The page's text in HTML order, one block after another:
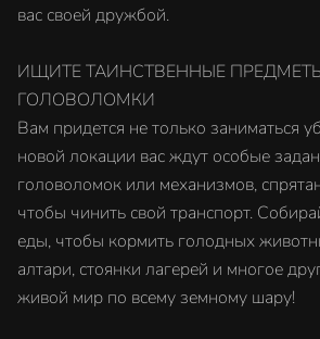
вас своей дружбой.
ИЩИТЕ ТАИНСТВЕННЫЕ
ГОЛОВОЛОМКИ
Вам придется не только заниматься
новой локации вас ждут особые
головоломок или механизмов,
чтобы чинить свой транспорт.
еды, чтобы кормить голодных
алтари, стоянки лагерей и многое
живой мир по всему земному шару!